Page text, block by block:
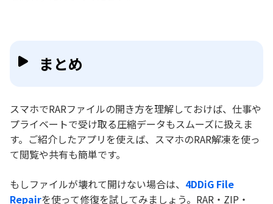
まとめ
スマホでRARファイルの開き方を理解しておけば、仕事や
プライベートで受け取る圧縮データもスムーズに扱えま
す。ご紹介したアプリを使えば、スマホのRAR解凍を使っ
て閲覧や共有も簡単です。
もしファイルが壊れて開けない場合は、 4DDiG File
Repairを使って修復を試してみましょう。RAR・ZIP・